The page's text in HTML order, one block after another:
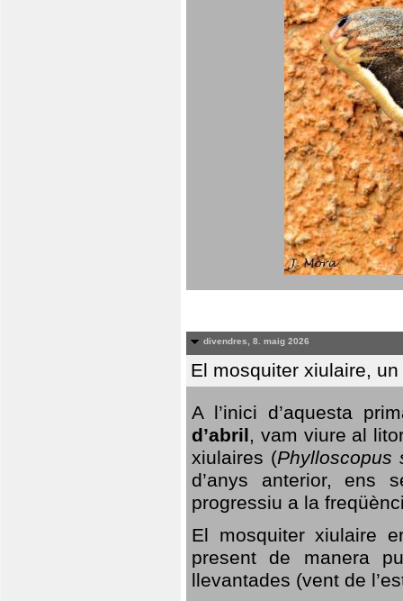
divendres, 8. maig 2026
El mosquiter xiulaire,
A l’inici d’aquesta
d’abril, vam viure al
xiulaires (Phylloscopus
d’anys anterior, ens
progressiu a la
El mosquiter xiulaire
present de manera
llevantades (vent de